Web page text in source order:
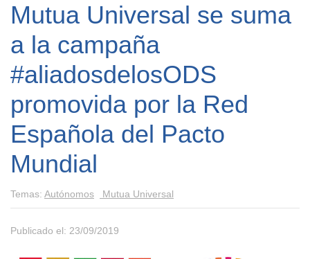
Mutua Universal se suma
a la campaña
#aliadosdelosODS
promovida por la Red
Española del Pacto
Mundial
Temas: Autónomos Mutua Universal
Publicado el: 23/09/2019